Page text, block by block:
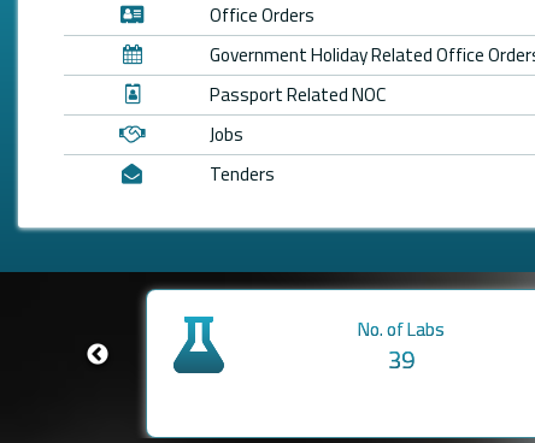
Office Orders
Government Holiday Related Office
Passport Related NOC
Jobs
Tenders
Date of Establishment
7th August, 2006